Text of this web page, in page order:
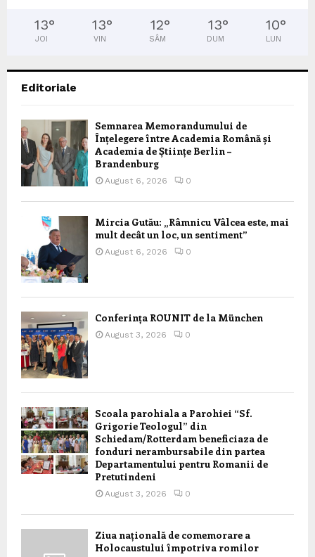
13°
JOI
13°
VIN
12°
SÂM
13°
DUM
10°
LUN
Editoriale
Semnarea Memorandumului de
Înțelegere între Academia Română și
Academia de Științe Berlin –
Brandenburg
August 6, 2026 0
Mircia Gutău: „Râmnicu Vâlcea este, mai
mult decât un loc, un sentiment”
August 6, 2026 0
Conferința ROUNIT de la München
August 3, 2026 0
Scoala parohiala a Parohiei “Sf.
Grigorie Teologul” din
Schiedam/Rotterdam beneficiaza de
fonduri nerambursabile din partea
Departamentului pentru Romanii de
Pretutindeni
August 3, 2026 0
Ziua națională de comemorare a
Holocaustului împotriva romilor